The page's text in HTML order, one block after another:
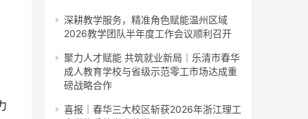
深耕教学服务，精准角色赋能温州区域
2026教学团队半年度工作会议顺利召开
聚力人才赋能 共筑就业新局｜乐清市春华
成人教育学校与省级示范零工市场达成重
磅战略合作
喜报｜春华三大校区斩获2026年浙江理工